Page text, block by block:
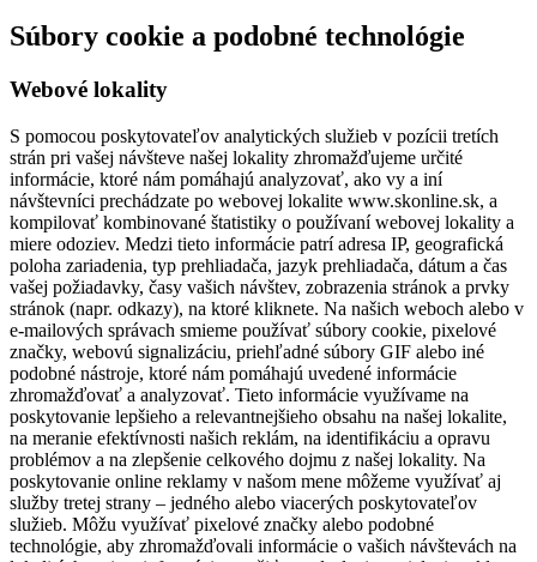
Súbory cookie a podobné technológie
Webové lokality
S pomocou poskytovateľov analytických služieb v pozícii tretích
strán pri vašej návšteve našej lokality zhromažďujeme určité
informácie, ktoré nám pomáhajú analyzovať, ako vy a iní
návštevníci prechádzate po webovej lokalite www.skonline.sk, a
kompilovať kombinované štatistiky o používaní webovej lokality a
miere odoziev. Medzi tieto informácie patrí adresa IP, geografická
poloha zariadenia, typ prehliadača, jazyk prehliadača, dátum a čas
vašej požiadavky, časy vašich návštev, zobrazenia stránok a prvky
stránok (napr. odkazy), na ktoré kliknete. Na našich weboch alebo v
e-mailových správach smieme používať súbory cookie, pixelové
značky, webovú signalizáciu, priehľadné súbory GIF alebo iné
podobné nástroje, ktoré nám pomáhajú uvedené informácie
zhromažďovať a analyzovať. Tieto informácie využívame na
poskytovanie lepšieho a relevantnejšieho obsahu na našej lokalite,
na meranie efektívnosti našich reklám, na identifikáciu a opravu
problémov a na zlepšenie celkového dojmu z našej lokality. Na
poskytovanie online reklamy v našom mene môžeme využívať aj
služby tretej strany – jedného alebo viacerých poskytovateľov
služieb. Môžu využívať pixelové značky alebo podobné
technológie, aby zhromažďovali informácie o vašich návštevách na